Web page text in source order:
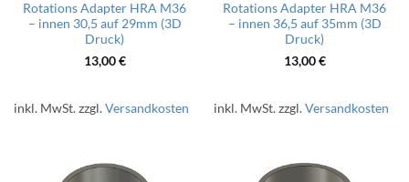
Rotations Adapter HRA M36
– innen 30,5 auf 29mm (3D
Druck)
13,00€
inkl. MwSt.zzgl.Versandkosten
Rotations Adapter HRA M36
– innen 36,5 auf 35mm (3D
Druck)
13,00€
inkl. MwSt.zzgl.Versandkosten